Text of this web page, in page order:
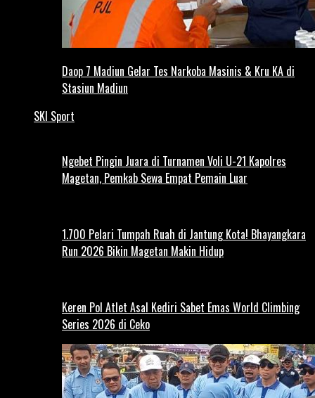
Daop 7 Madiun Gelar Tes Narkoba Masinis & Kru KA di
Stasiun Madiun
SKI Sport
Ngebet Pingin Juara di Turnamen Voli U-21 Kapolres
Magetan, Pemkab Sewa Empat Pemain Luar
1.700 Pelari Tumpah Ruah di Jantung Kota! Bhayangkara
Run 2026 Bikin Magetan Makin Hidup
Keren Pol Atlet Asal Kediri Sabet Emas World Climbing
Series 2026 di Ceko